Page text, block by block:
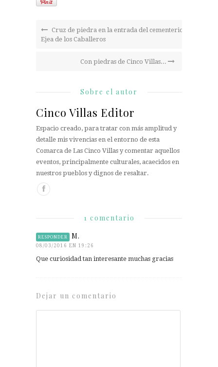
Cruz de piedra en la entrada del cementerio
Ejea de los Caballeros
Con piedras de Cinco Villas...
Sobre el autor
Cinco Villas Editor
Espacio creado, para tratar con más amplitud y
detalle mis vivencias en el entorno de esta
Comarca de Las Cinco Villas y comentar aquellos
eventos, principalmente culturales, acaecidos en
nuestros pueblos y dignos de resaltar.
1 comentario
RESPONDER M.
08/03/2016 EN 19:26
Que curiosidad tan interesante muchas gracias
Dejar un comentario